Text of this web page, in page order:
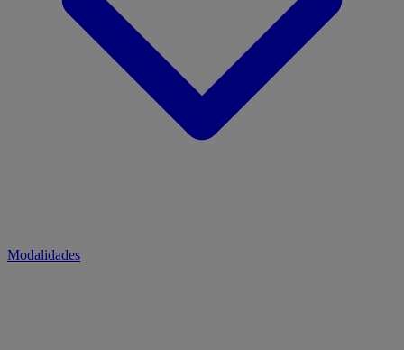
Modalidades